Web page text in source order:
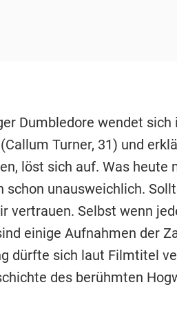
Dumbledore wendet
Turner, 31) und
löst sich auf. Was heute
schon unausweichlich.
vertrauen. Selbst wenn
einige Aufnahmen der
dürfte sich laut Filmtitel
des berühmten